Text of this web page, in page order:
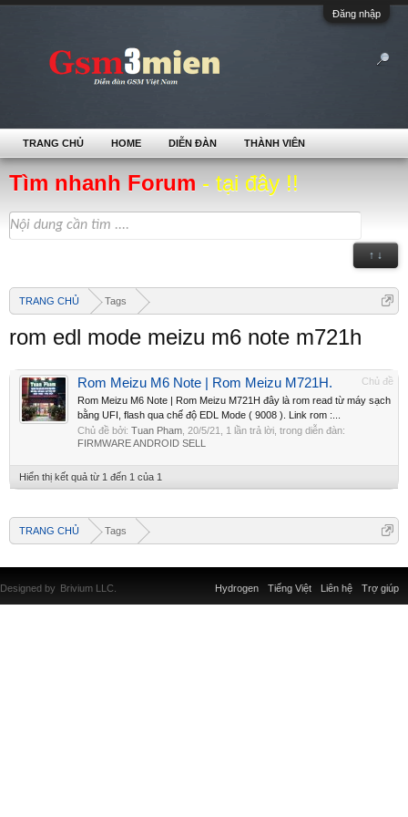
Đăng nhập
Tìm nhanh Forum - tại đây !!
↑ ↓
TRANG CHỦ Tags
rom edl mode meizu m6 note m721h
Chủ đề
Rom Meizu M6 Note | Rom Meizu M721H.
Rom Meizu M6 Note | Rom Meizu M721H đây là rom read từ máy sạch
bằng UFI, flash qua chế độ EDL Mode ( 9008 ). Link rom :...
Chủ đề bởi: Tuan Pham 20/5/21
, 1 lần trả lời, trong diễn đàn:
FIRMWARE ANDROID SELL
Hiển thị kết quả từ 1 đến 1 của 1
TRANG CHỦ Tags
TRANG CHỦ HOME DIỄN ĐÀN THÀNH VIÊN
Liên hệ Trợ giúp
Hydrogen Tiếng Việt
Designed by Brivium LLC.